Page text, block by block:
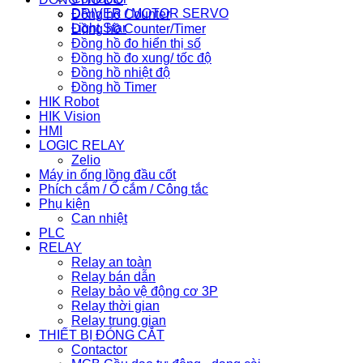
DRIVER / MOTOR SERVO
Light Star
Đồng hồ Counter
Đồng hồ Counter/Timer
Đồng hồ đo hiển thị số
Đồng hồ đo xung/ tốc độ
Đồng hồ nhiệt độ
Đồng hồ Timer
HIK Robot
HIK Vision
HMI
LOGIC RELAY
Zelio
Máy in ống lồng đầu cốt
Phích cắm / Ổ cắm / Công tắc
Phụ kiện
Can nhiệt
PLC
RELAY
Relay an toàn
Relay bán dẫn
Relay bảo vệ động cơ 3P
Relay thời gian
Relay trung gian
THIẾT BỊ ĐÓNG CẮT
Contactor